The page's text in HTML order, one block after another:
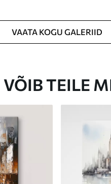
VAATA KOGU GALERIID
TEILE